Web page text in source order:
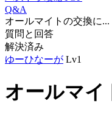
Q&A
オールマイトの交換に...
質問と回答
解決済み
ゆーひなーが Lv1
オールマイ